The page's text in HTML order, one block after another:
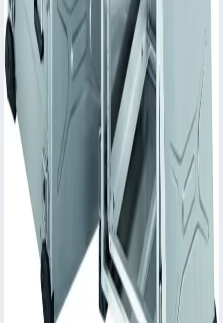
Уточнить поставку по этой позиции
Похожие модели
Корпус Mitraset Racklite 19" Zarges 4 HE/U
728х591х316 мм 45914
Арт.
Корпус Mitraset Racklite 19" - 45914 Переносные корпусы для
электронных приборов
Масса
12,5 кг
Цена по запросу
Корпус Mitraset Racklite 19" Zarges 11 HE/U
598х591х627,5 мм 45911
45911
Корпус Mitraset Racklite 19" - 45911 Переносные корпусы для
электронных приборов
13,8 кг
Цена по запросу